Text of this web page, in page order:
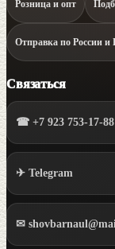
Розница и опт
Отправка по России и
Связаться
☎ +7 923 753-17-88
✈ Telegram
✉